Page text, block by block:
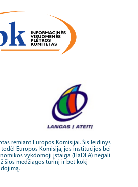
remiant Europos Komisijai. Šis leidinys
Europos Komisija, jos institucijos bei
vykdomoji įstaiga (HaDEA) negali
šios medžiagos turinį ir bet kokį